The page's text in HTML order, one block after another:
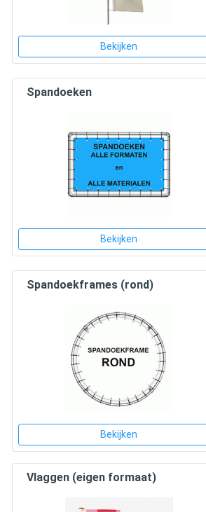
Bekijken
Spandoeken
Bekijken
Spandoekframes (rond)
Bekijken
Vlaggen (eigen formaat)